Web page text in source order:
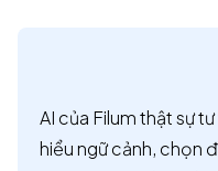
AI của Filum thật sự
hiểu ngữ cảnh, chọn